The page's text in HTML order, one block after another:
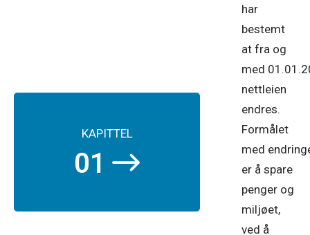
KAPITTEL
01
har
bestemt
at fra og
med
nettleien
endres.
Formålet
med
er å spare
penger og
miljøet,
ved å